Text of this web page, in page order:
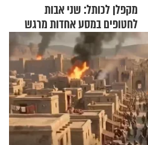
מקפלן לכותל: שני אבות
לחטופים במסע אחדות מרגש